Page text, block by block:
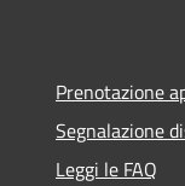
Prenotazione
Segnalazione
Leggi le FAQ